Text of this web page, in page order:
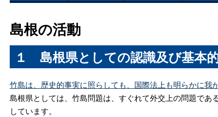
島根の活動
１ 島根県としての認識及び基本
竹島は、歴史的事実に照らしても、国際法上も明らかに我
島根県としては、竹島問題は、すぐれて外交上の問題で
しています。